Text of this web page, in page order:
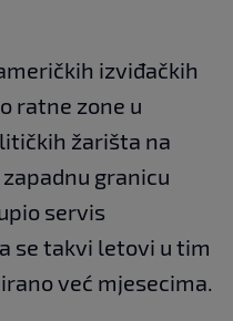
izviđačkih
ratne zone u
žarišta na
granicu
servis
se takvi letovi u tim
već mjesecima.